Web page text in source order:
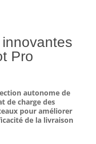
innovantes
Pro
autonome de
de charge des
pour améliorer
de la livraison